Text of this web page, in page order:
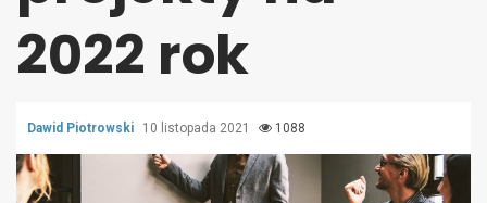
2022 rok
Dawid Piotrowski 10 listopada 2021 1088